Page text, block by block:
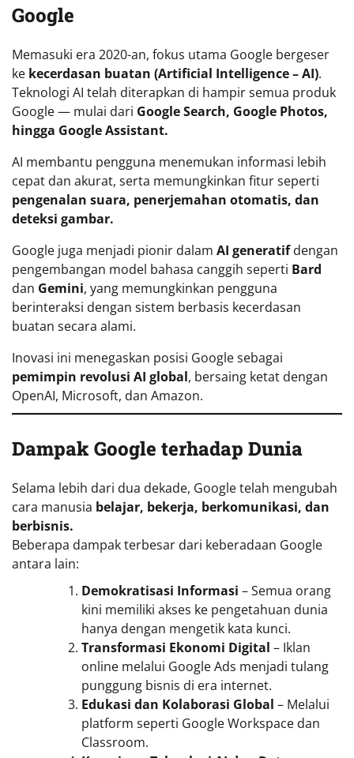
Google
Memasuki era 2020-an, fokus utama Google bergeser
ke kecerdasan buatan (Artificial Intelligence – AI).
Teknologi AI telah diterapkan di hampir semua produk
Google — mulai dari Google Search, Google Photos,
hingga Google Assistant.
AI membantu pengguna menemukan informasi lebih
cepat dan akurat, serta memungkinkan fitur seperti
pengenalan suara, penerjemahan otomatis, dan
deteksi gambar.
Google juga menjadi pionir dalam AI generatifdengan
pengembangan model bahasa canggih seperti Bard
dan Gemini, yang memungkinkan pengguna
berinteraksi dengan sistem berbasis kecerdasan
buatan secara alami.
Inovasi ini menegaskan posisi Google sebagai
pemimpin revolusi AI global, bersaing ketat dengan
OpenAI, Microsoft, dan Amazon.
Dampak Google terhadap Dunia
Selama lebih dari dua dekade, Google telah mengubah
cara manusia belajar, bekerja, berkomunikasi, dan
berbisnis.
Beberapa dampak terbesar dari keberadaan Google
antara lain:
Demokratisasi Informasi – Semua orang
kini memiliki akses ke pengetahuan dunia
hanya dengan mengetik kata kunci.
Transformasi Ekonomi Digital – Iklan
online melalui Google Ads menjadi tulang
punggung bisnis di era internet.
Edukasi dan Kolaborasi Global – Melalui
platform seperti Google Workspace dan
Classroom.